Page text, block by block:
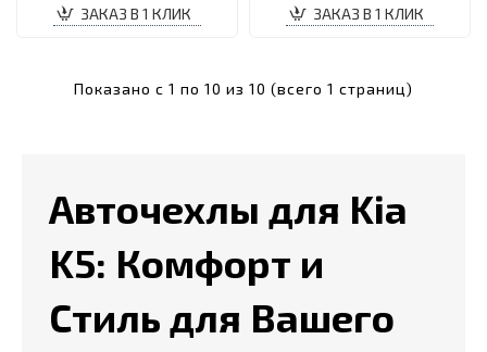
ЗАКАЗ В 1 КЛИК ЗАКАЗ В 1 КЛИК
Показано с 1 по 10 из 10 (всего 1 страниц)
Авточехлы для Kia
K5: Комфорт и
Стиль для Вашего